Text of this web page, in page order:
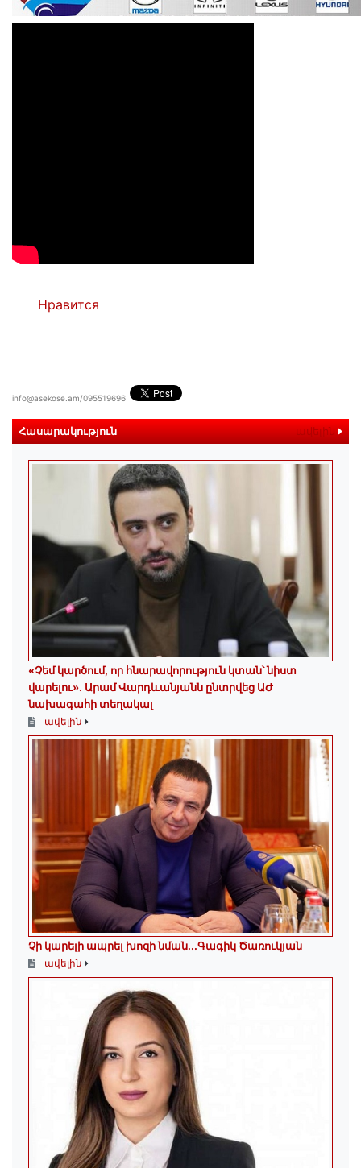
Нравится
info@asekose.am/095519696
Հասարակություն ավելին
«Չեմ կարծում, որ հնարավորություն կտան՝ նիստ
վարելու». Արամ Վարդևանյանն ընտրվեց ԱԺ
նախագահի տեղակալ
ավելին
Չի կարելի ապրել խոզի նման...Գագիկ Ծառուկյան
ավելին